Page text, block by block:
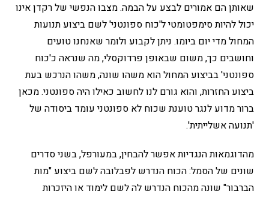
שאותן הם אמורים לבצע על הבמה. מצבו הנפשי של רקדן אינו
יכול להיות סימפטומטי ל'כוח ספונטני' לשם ביצוע תנועות
המחול מדי יום ביומו. ניתן לקבוע ולומר שאנחנו טועים
וחושבים כך, משום שבאופן פרדוקסלי, מה שנראה כ'כוח
ספונטני' בביצוע המחול הוא משהו שונה, משהו הנרכש בעת
ביצוע החזרות, והוא גורם לנו לחשוב כאילו היה ספונטני. מכאן
ברור מדוע לנגר טוענת שכוח לא ספונטני עומד ביסודה של
'תנועה אשלייתית'.
מהדוגמאות הנגדיות אפשר להבחין, במעורפל, בשני סדרים
שונים של הסמל: הכוח הנדרש לפבלובה לשם ביצוע "מות
הברבור" שונה מהכוח הנדרש לה לשם לימוד או היזכרות